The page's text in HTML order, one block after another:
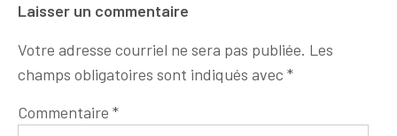
Laisser un commentaire
Votre adresse courriel ne sera pas publiée. Les
champs obligatoires sont indiqués avec *
Commentaire *